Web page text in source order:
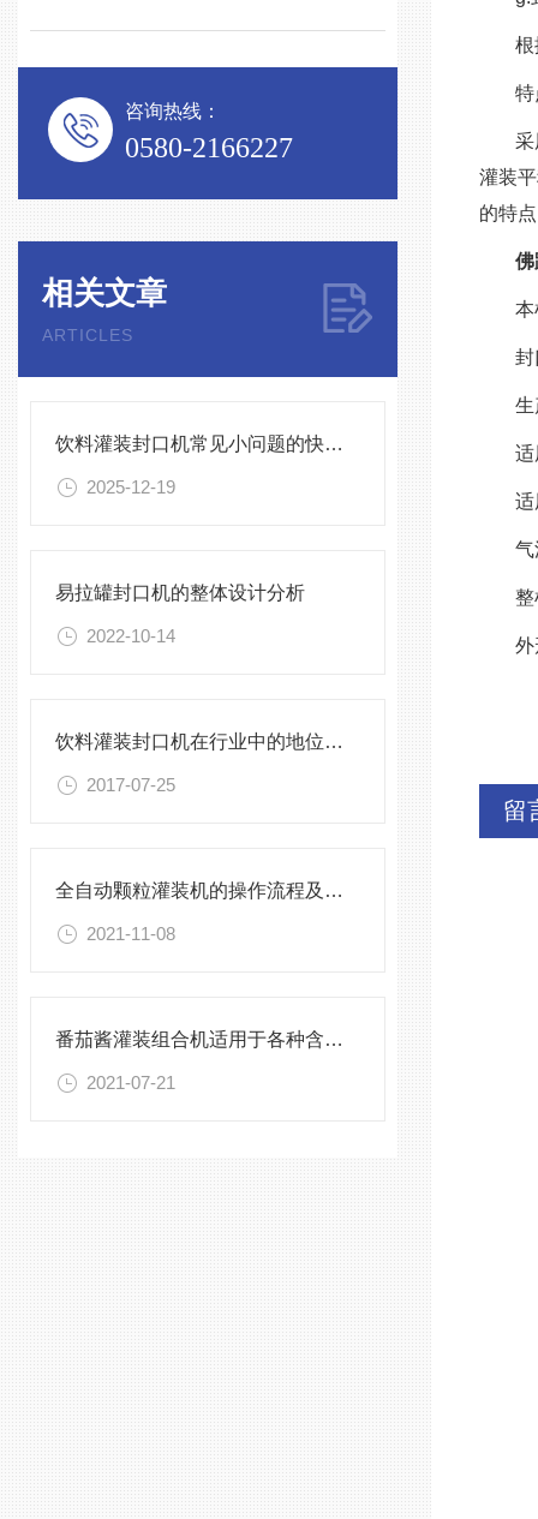
咨询热线：
0580-2166227
相关文章
ARTICLES
饮料灌装封口机常见小问题的快速诊断与解决方法指南
2025-12-19
易拉罐封口机的整体设计分析
2022-10-14
饮料灌装封口机在行业中的地位大大的提高
2017-07-25
全自动颗粒灌装机的操作流程及注意事项
2021-11-08
番茄酱灌装组合机适用于各种含颗粒的灌装
2021-07-21
灌装
的特
留